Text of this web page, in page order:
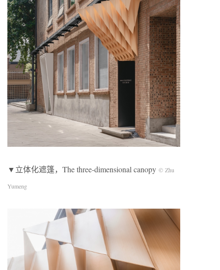
▼立体化遮篷，The three-dimensional canopy © Zhu
Yumeng